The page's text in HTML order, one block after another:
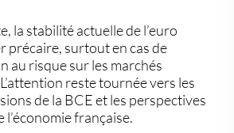
la stabilité actuelle de l’euro
précaire, surtout en cas de
au risque sur les marchés
L’attention reste tournée vers les
de la BCEet les perspectives
l’économie française.